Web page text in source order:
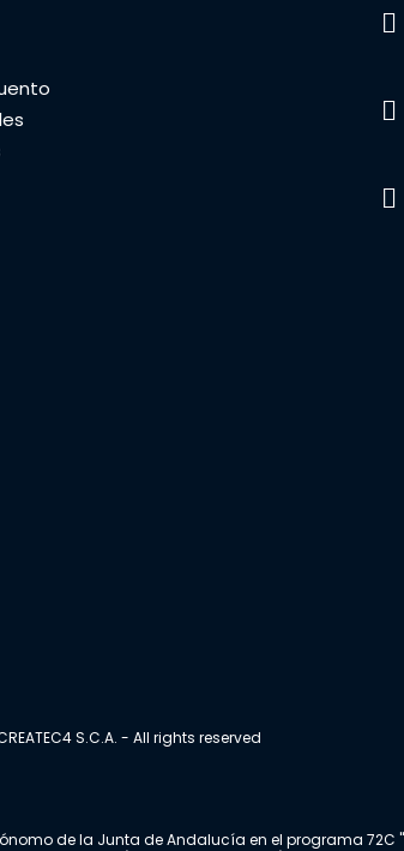
S.C.A. - All rights reserved
de la Junta de Andalucía en el programa